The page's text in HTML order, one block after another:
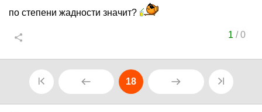
по степени жадности значит?
1 /0
18